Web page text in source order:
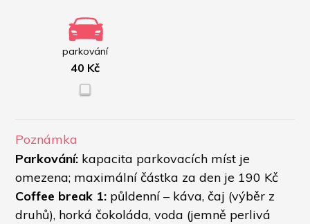
parkování
40 Kč
Poznámka
Parkování: kapacita parkovacích míst je
omezena; maximální částka za den je 190 Kč
Coffee break 1: půldenní – káva, čaj (výběr z
druhů), horká čokoláda, voda (jemně perlivá